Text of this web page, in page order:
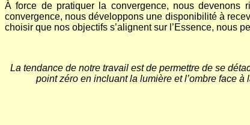
À force de pratiquer la convergence, nous
convergence, nous développons une disponibilité à
choisir que nos objectifs s’alignent sur l’Essence, nous
La tendance de notre travail est de permettre de se
point zéro en incluant la lumière et l’ombre face